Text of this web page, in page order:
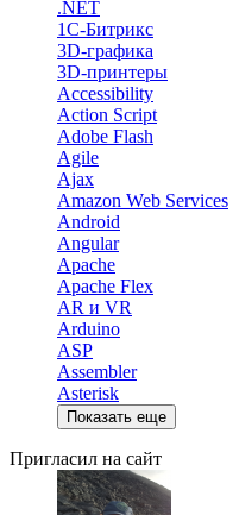
.NET
1С-Битрикс
3D-графика
3D-принтеры
Accessibility
Action Script
Adobe Flash
Agile
Ajax
Amazon Web Services
Android
Angular
Apache
Apache Flex
AR и VR
Arduino
ASP
Assembler
Asterisk
Показать еще
Пригласил на сайт